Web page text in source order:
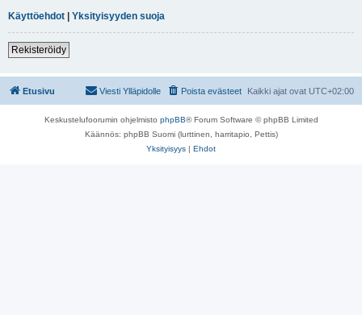
Käyttöehdot | Yksityisyyden suoja
Rekisteröidy
Etusivu Kaikki ajat ovat UTC+02:00
Poista evästeet
Viesti Ylläpidolle
Keskustelufoorumin ohjelmisto phpBB® Forum Software © phpBB Limited
Käännös: phpBB Suomi (lurttinen, harritapio, Pettis)
Yksityisyys | Ehdot